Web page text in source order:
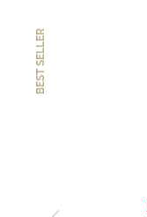
BEST SELLER